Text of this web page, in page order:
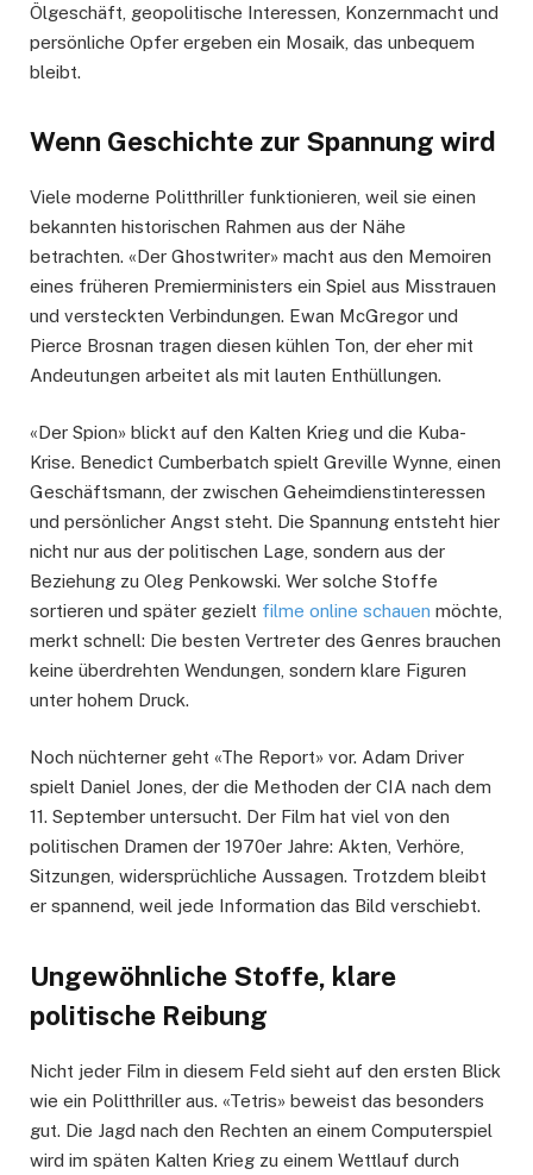
Ölgeschäft, geopolitische Interessen, Konzernmacht und
persönliche Opfer ergeben ein Mosaik, das unbequem
bleibt.
Wenn Geschichte zur Spannung wird
Viele moderne Politthriller funktionieren, weil sie einen
bekannten historischen Rahmen aus der Nähe
betrachten. «Der Ghostwriter» macht aus den Memoiren
eines früheren Premierministers ein Spiel aus Misstrauen
und versteckten Verbindungen. Ewan McGregor und
Pierce Brosnan tragen diesen kühlen Ton, der eher mit
Andeutungen arbeitet als mit lauten Enthüllungen.
«Der Spion» blickt auf den Kalten Krieg und die Kuba-
Krise. Benedict Cumberbatch spielt Greville Wynne, einen
Geschäftsmann, der zwischen Geheimdienstinteressen
und persönlicher Angst steht. Die Spannung entsteht hier
nicht nur aus der politischen Lage, sondern aus der
Beziehung zu Oleg Penkowski. Wer solche Stoffe
sortieren und später gezielt filme online schauen möchte,
merkt schnell: Die besten Vertreter des Genres brauchen
keine überdrehten Wendungen, sondern klare Figuren
unter hohem Druck.
Noch nüchterner geht «The Report» vor. Adam Driver
spielt Daniel Jones, der die Methoden der CIA nach dem
11. September untersucht. Der Film hat viel von den
politischen Dramen der 1970er Jahre: Akten, Verhöre,
Sitzungen, widersprüchliche Aussagen. Trotzdem bleibt
er spannend, weil jede Information das Bild verschiebt.
Ungewöhnliche Stoffe, klare
politische Reibung
Nicht jeder Film in diesem Feld sieht auf den ersten Blick
wie ein Politthriller aus. «Tetris» beweist das besonders
gut. Die Jagd nach den Rechten an einem Computerspiel
wird im späten Kalten Krieg zu einem Wettlauf durch